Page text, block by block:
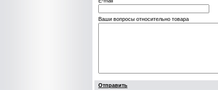
Ваши вопросы относительно товара
Отправить